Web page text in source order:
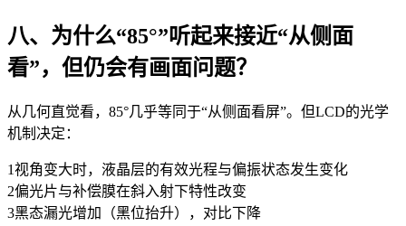
八、为什么“85°”听起来接近“从侧面
看”，但仍会有画面问题？
从几何直觉看，85°几乎等同于“从侧面看屏”。但LCD的光学
机制决定：
1视角变大时，液晶层的有效光程与偏振状态发生变化
2偏光片与补偿膜在斜入射下特性改变
3黑态漏光增加（黑位抬升），对比下降